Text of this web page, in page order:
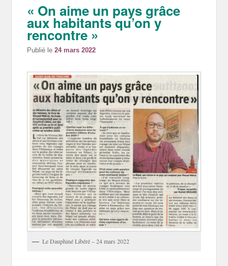
« On aime un pays grâce
aux habitants qu’on y
rencontre »
Publié le24 mars 2022
Le Dauphiné Libéré – 24 mars 2022